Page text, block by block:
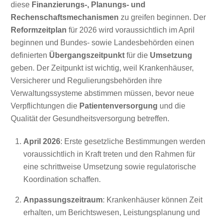
diese Finanzierungs-, Planungs- und
Rechenschaftsmechanismen zu greifen beginnen. Der
Reformzeitplan für 2026 wird voraussichtlich im April
beginnen und Bundes- sowie Landesbehörden einen
definierten Übergangszeitpunkt für die Umsetzung
geben. Der Zeitpunkt ist wichtig, weil Krankenhäuser,
Versicherer und Regulierungsbehörden ihre
Verwaltungssysteme abstimmen müssen, bevor neue
Verpflichtungen die Patientenversorgung und die
Qualität der Gesundheitsversorgung betreffen.
April 2026: Erste gesetzliche Bestimmungen werden
voraussichtlich in Kraft treten und den Rahmen für
eine schrittweise Umsetzung sowie regulatorische
Koordination schaffen.
Anpassungszeitraum: Krankenhäuser können Zeit
erhalten, um Berichtswesen, Leistungsplanung und